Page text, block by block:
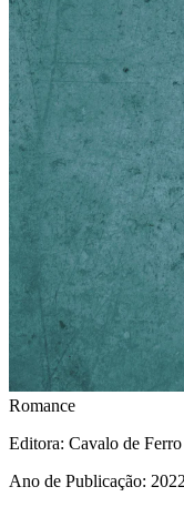
Romance
Editora: Cavalo de Ferro
Ano de Publicação: 2022